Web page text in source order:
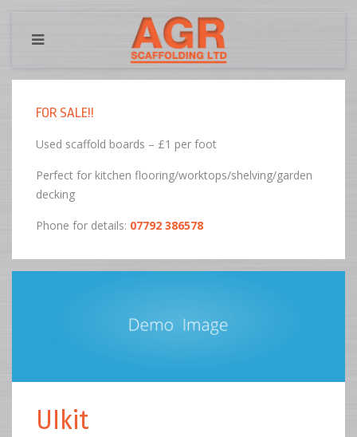
FOR SALE!!
Used scaffold boards – £1 per foot
Perfect for kitchen flooring/worktops/shelving/garden
decking
Phone for details: 07792 386578
UIkit